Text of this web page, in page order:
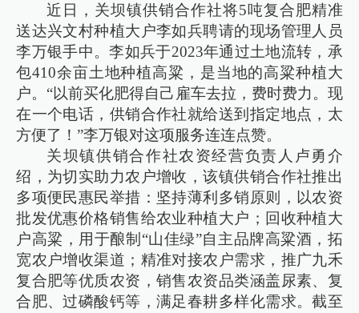
近日，关坝镇供销合作社将5吨复合肥精准
送达兴文村种植大户李如兵聘请的现场管理人员
李万银手中。李如兵于2023年通过土地流转，承
包410余亩土地种植高粱，是当地的高粱种植大
户。“以前买化肥得自己雇车去拉，费时费力。现
在一个电话，供销合作社就给送到指定地点，太
方便了！”李万银对这项服务连连点赞。
关坝镇供销合作社农资经营负责人卢勇介
绍，为切实助力农户增收，该镇供销合作社推出
多项便民惠民举措：坚持薄利多销原则，以农资
批发优惠价格销售给农业种植大户；回收种植大
户高粱，用于酿制“山佳绿”自主品牌高粱酒，拓
宽农户增收渠道；精准对接农户需求，推广九禾
复合肥等优质农资，销售农资品类涵盖尿素、复
合肥、过磷酸钙等，满足春耕多样化需求。截至